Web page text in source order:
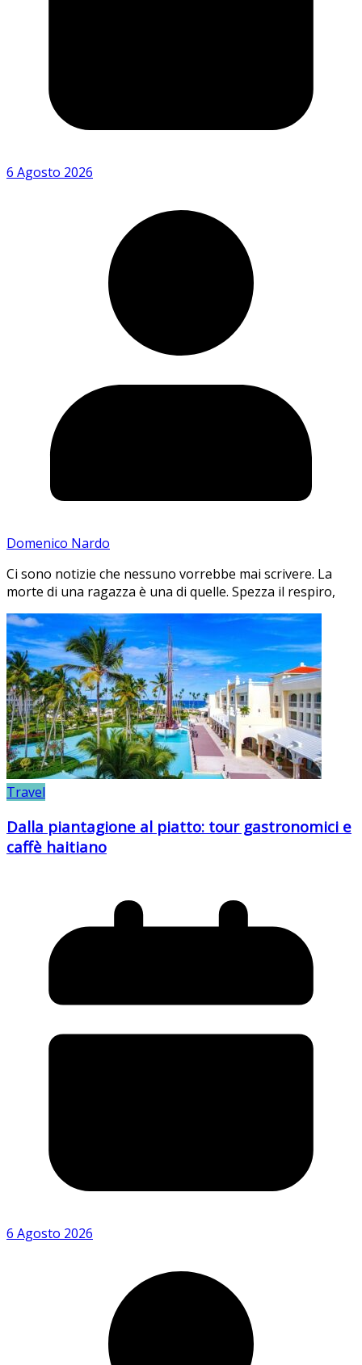
6 Agosto 2026
Domenico Nardo
Ci sono notizie che nessuno vorrebbe mai scrivere. La
morte di una ragazza è una di quelle. Spezza il respiro,
Travel
Dalla piantagione al piatto: tour gastronomici e
caffè haitiano
6 Agosto 2026